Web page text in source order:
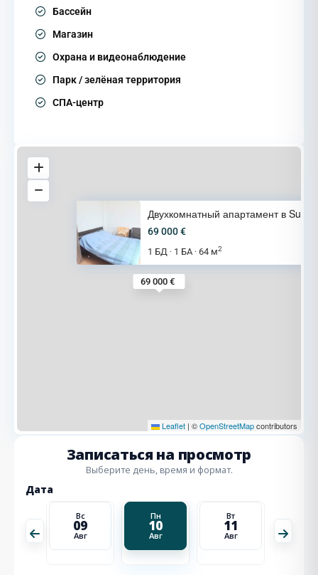
Бассейн
Магазин
Охрана и видеонаблюдение
Парк / зелёная территория
СПА-центр
69 000 €
Двухкомнатный апартамент в Sun
69 000 €
1 БД · 1 БА · 64 м2
Leaflet | ©OpenStreetMapcontributors
Записаться на просмотр
Выберите день, время и формат.
Дата
Вс
09
Авг
Пн
10
Авг
Вт
11
Авг